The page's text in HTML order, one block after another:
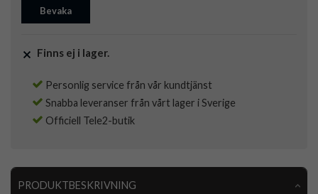
Bevaka
Finns ej i lager.
Personlig service från vår kundtjänst
Snabba leveranser från vårt lager i Sverige
Officiell Tele2-butik
PRODUKTBESKRIVNING